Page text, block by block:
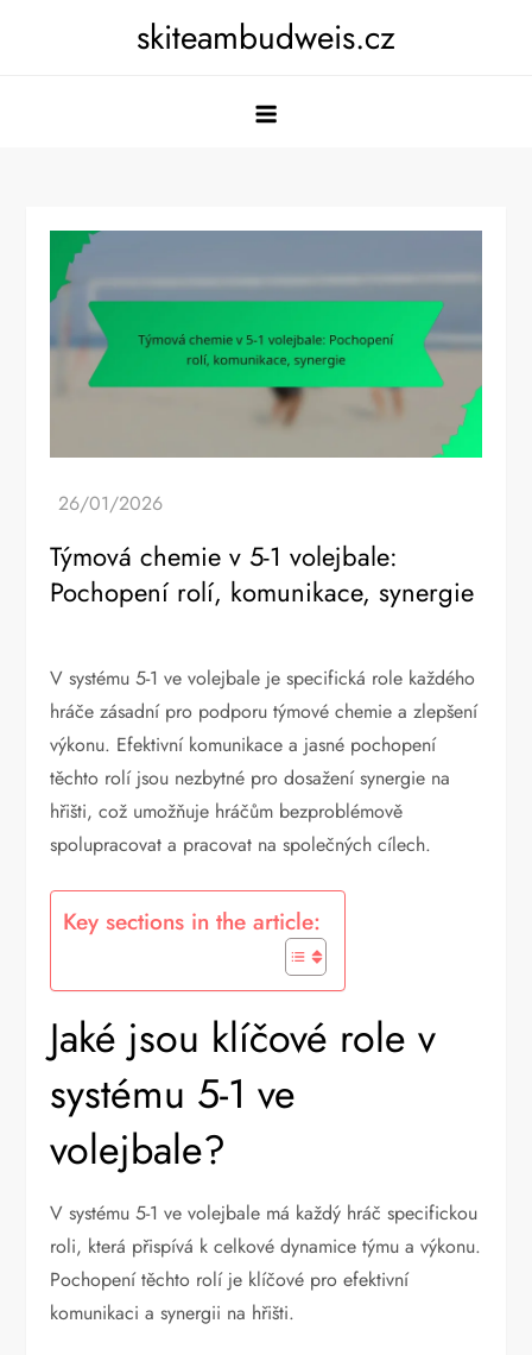
skiteambudweis.cz
Týmová chemie v 5-1 volejbale:
Pochopení rolí, komunikace, synergie
V systému 5-1 ve volejbale je specifická role každého
hráče zásadní pro podporu týmové chemie a zlepšení
výkonu. Efektivní komunikace a jasné pochopení
těchto rolí jsou nezbytné pro dosažení synergie na
hřišti, což umožňuje hráčům bezproblémově
spolupracovat a pracovat na společných cílech.
Key sections in the article:
Jaké jsou klíčové role v
systému 5-1 ve
volejbale?
V systému 5-1 ve volejbale má každý hráč specifickou
roli, která přispívá k celkové dynamice týmu a výkonu.
Pochopení těchto rolí je klíčové pro efektivní
komunikaci a synergii na hřišti.